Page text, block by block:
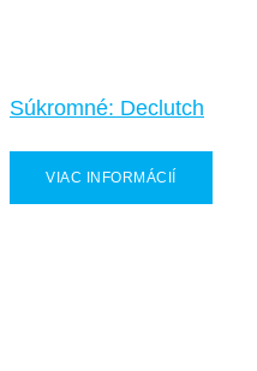
Súkromné: Declutch
VIAC INFORMÁCIÍ